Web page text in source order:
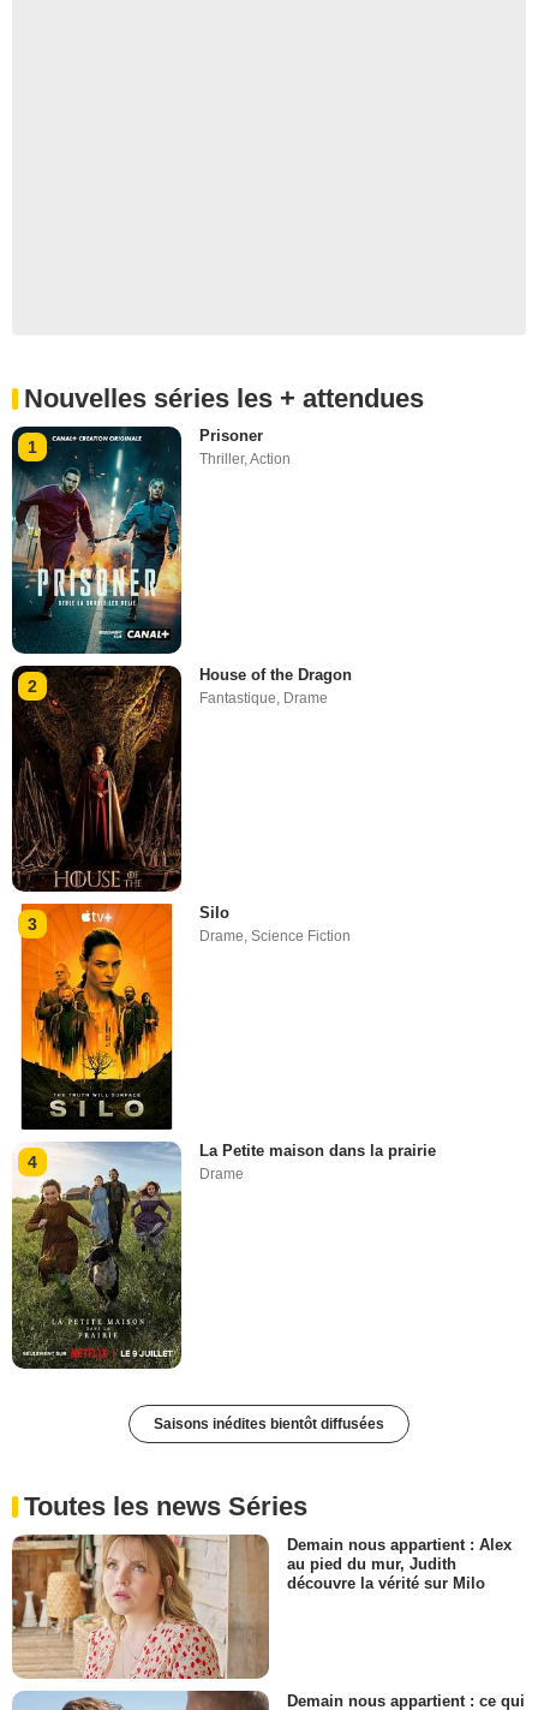
Nouvelles séries les + attendues
1
Prisoner
Thriller,Action
2
House of the Dragon
Fantastique Drame
3
Silo
Drame,Science Fiction
4
La Petite maison dans la prairie
Drame
Saisons inédites bientôt diffusées
Toutes les news Séries
Demain nous appartient : Alex
au pied du mur, Judith
découvre la vérité sur Milo
Demain nous appartient : ce qui